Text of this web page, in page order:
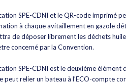
SPE-CDNI et le QR-code imprimé
à chaque avitaillement en gazole
de déposer librement les déchets
concerné par la Convention.
SPE-CDNI est le deuxième élément
peut relier un bateau à l’ECO-compte